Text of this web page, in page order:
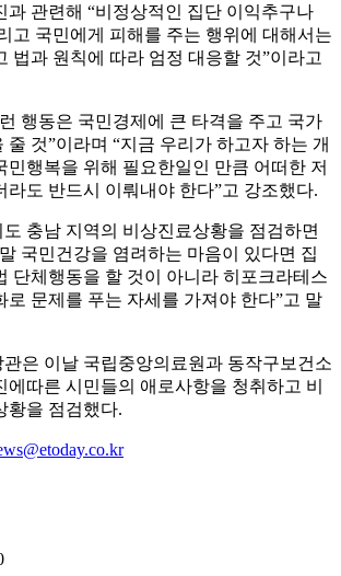
과 관련해 “비정상적인 집단 이익추구나
고 국민에게 피해를 주는 행위에 대해서는
법과 원칙에 따라 엄정 대응할 것”이라고
행동은 국민경제에 큰 타격을 주고 국가
줄 것”이라며 “지금 우리가 하고자 하는 개
민행복을 위해 필요한일인 만큼 어떠한 저
라도 반드시 이뤄내야 한다”고 강조했다.
충남 지역의 비상진료상황을 점검하면
국민건강을 염려하는 마음이 있다면 집
단체행동을 할 것이 아니라 히포크라테스
로 문제를 푸는 자세를 가져야 한다”고 말
은 이날 국립중앙의료원과 동작구보건소
에따른 시민들의 애로사항을 청취하고 비
황을 점검했다.